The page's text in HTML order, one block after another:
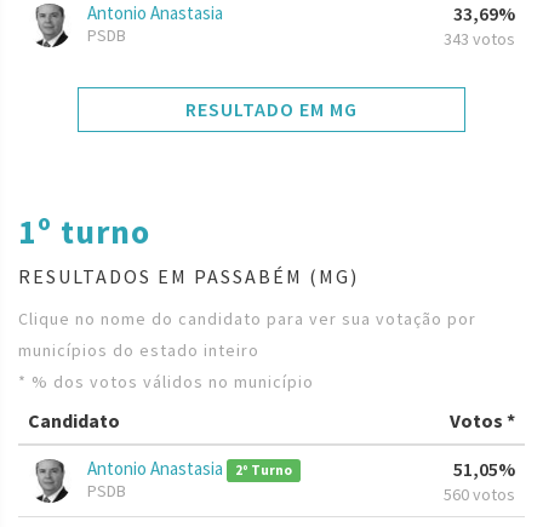
Antonio Anastasia
PSDB
33,69%
343 votos
RESULTADO EM MG
1º turno
RESULTADOS EM PASSABÉM (MG)
Clique no nome do candidato para ver sua votação por
municípios do estado inteiro
* % dos votos válidos no município
Candidato Votos *
Antonio Anastasia 2º Turno
PSDB
51,05%
560 votos